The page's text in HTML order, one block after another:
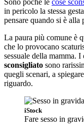
Sono poche le cose
in pericolo la stessa
pensare quando si è alla
La paura più comune è
che lo provocano
sessuale della mamma.
sconsigliato sono
quegli scenari, a
riguardo.
iStock
Fare sesso in